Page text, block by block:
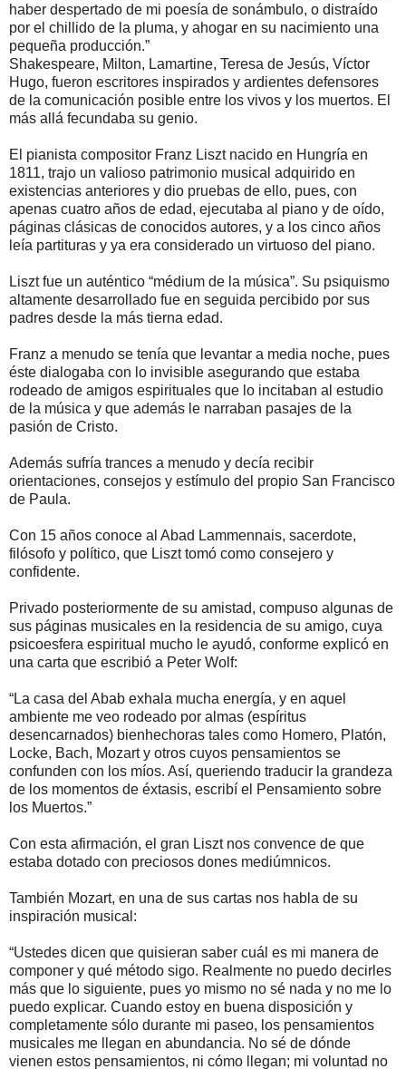
haber despertado de mi poesía de sonámbulo, o distraído
por el chillido de la pluma, y ahogar en su nacimiento una
pequeña producción.”
Shakespeare, Milton, Lamartine, Teresa de Jesús, Víctor
Hugo, fueron escritores inspirados y ardientes defensores
de la comunicación posible entre los vivos y los muertos. El
más allá fecundaba su genio.
El pianista compositor Franz Liszt nacido en Hungría en
1811, trajo un valioso patrimonio musical adquirido en
existencias anteriores y dio pruebas de ello, pues, con
apenas cuatro años de edad, ejecutaba al piano y de oído,
páginas clásicas de conocidos autores, y a los cinco años
leía partituras y ya era considerado un virtuoso del piano.
Liszt fue un auténtico “médium de la música”. Su psiquismo
altamente desarrollado fue en seguida percibido por sus
padres desde la más tierna edad.
Franz a menudo se tenía que levantar a media noche, pues
éste dialogaba con lo invisible asegurando que estaba
rodeado de amigos espirituales que lo incitaban al estudio
de la música y que además le narraban pasajes de la
pasión de Cristo.
Además sufría trances a menudo y decía recibir
orientaciones, consejos y estímulo del propio San Francisco
de Paula.
Con 15 años conoce al Abad Lammennais, sacerdote,
filósofo y político, que Liszt tomó como consejero y
confidente.
Privado posteriormente de su amistad, compuso algunas de
sus páginas musicales en la residencia de su amigo, cuya
psicoesfera espiritual mucho le ayudó, conforme explicó en
una carta que escribió a Peter Wolf:
“La casa del Abab exhala mucha energía, y en aquel
ambiente me veo rodeado por almas (espíritus
desencarnados) bienhechoras tales como Homero, Platón,
Locke, Bach, Mozart y otros cuyos pensamientos se
confunden con los míos. Así, queriendo traducir la grandeza
de los momentos de éxtasis, escribí el Pensamiento sobre
los Muertos.”
Con esta afirmación, el gran Liszt nos convence de que
estaba dotado con preciosos dones mediúmnicos.
También Mozart, en una de sus cartas nos habla de su
inspiración musical:
“Ustedes dicen que quisieran saber cuál es mi manera de
componer y qué método sigo. Realmente no puedo decirles
más que lo siguiente, pues yo mismo no sé nada y no me lo
puedo explicar. Cuando estoy en buena disposición y
completamente sólo durante mi paseo, los pensamientos
musicales me llegan en abundancia. No sé de dónde
vienen estos pensamientos, ni cómo llegan; mi voluntad no